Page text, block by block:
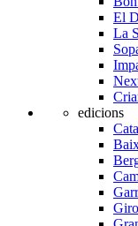
El
La
edicions